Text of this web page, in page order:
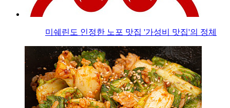
미쉐린도 인정한 노포 맛집 '가성비 맛집'의 정체